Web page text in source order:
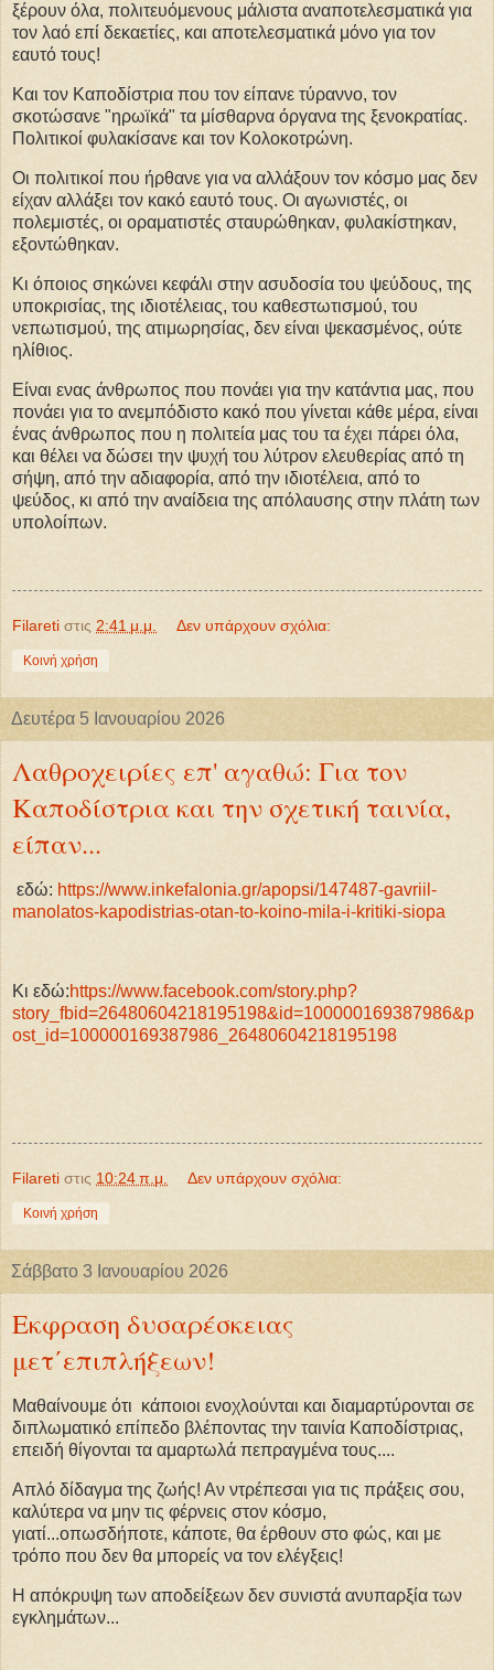
ξέρουν όλα, πολιτευόμενους μάλιστα αναποτελεσματικά για
τον λαό επί δεκαετίες, και αποτελεσματικά μόνο για τον
εαυτό τους!
Και τον Καποδίστρια που τον είπανε τύραννο, τον
σκοτώσανε "ηρωϊκά" τα μίσθαρνα όργανα της ξενοκρατίας.
Πολιτικοί φυλακίσανε και τον Κολοκοτρώνη.
Οι πολιτικοί που ήρθανε για να αλλάξουν τον κόσμο μας δεν
είχαν αλλάξει τον κακό εαυτό τους. Οι αγωνιστές, οι
πολεμιστές, οι οραματιστές σταυρώθηκαν, φυλακίστηκαν,
εξοντώθηκαν.
Κι όποιος σηκώνει κεφάλι στην ασυδοσία του ψεύδους, της
υποκρισίας, της ιδιοτέλειας, του καθεστωτισμού, του
νεπωτισμού, της ατιμωρησίας, δεν είναι ψεκασμένος, ούτε
ηλίθιος.
Είναι ενας άνθρωπος που πονάει για την κατάντια μας, που
πονάει για το ανεμπόδιστο κακό που γίνεται κάθε μέρα, είναι
ένας άνθρωπος που η πολιτεία μας του τα έχει πάρει όλα,
και θέλει να δώσει την ψυχή του λύτρον ελευθερίας από τη
σήψη, από την αδιαφορία, από την ιδιοτέλεια, από το
ψεύδος, κι από την αναίδεια της απόλαυσης στην πλάτη των
υπολοίπων.
Filareti στις 2:41 μ.μ. Δεν υπάρχουν σχόλια:
Κοινή χρήση
Δευτέρα 5 Ιανουαρίου 2026
Λαθροχειρίες επ' αγαθώ: Για τον
Καποδίστρια και την σχετική ταινία,
είπαν...
εδώ: https://www.inkefalonia.gr/apopsi/147487-gavriil-
manolatos-kapodistrias-otan-to-koino-mila-i-kritiki-siopa
Κι εδώ:https://www.facebook.com/story.php?
story_fbid=26480604218195198&id=100000169387986&p
ost_id=100000169387986_26480604218195198
Filareti στις 10:24 π.μ. Δεν υπάρχουν σχόλια:
Κοινή χρήση
Σάββατο 3 Ιανουαρίου 2026
Εκφραση δυσαρέσκειας
μετ΄επιπλήξεων!
Μαθαίνουμε ότι κάποιοι ενοχλούνται και διαμαρτύρονται σε
διπλωματικό επίπεδο βλέποντας την ταινία Καποδίστριας,
επειδή θίγονται τα αμαρτωλά πεπραγμένα τους....
Απλό δίδαγμα της ζωής! Αν ντρέπεσαι για τις πράξεις σου,
καλύτερα να μην τις φέρνεις στον κόσμο,
γιατί...οπωσδήποτε, κάποτε, θα έρθουν στο φώς, και με
τρόπο που δεν θα μπορείς να τον ελέγξεις!
Η απόκρυψη των αποδείξεων δεν συνιστά ανυπαρξία των
εγκλημάτων...